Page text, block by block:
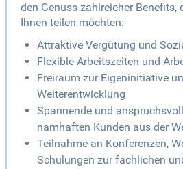
den Genuss zahlreicher Benefits,
Ihnen teilen möchten:
Attraktive Vergütung und
Flexible Arbeitszeiten und
Freiraum zur Eigeninitiative
Weiterentwicklung
Spannende und
namhaften Kunden aus der
Teilnahme an Konferenzen,
Schulungen zur fachlichen